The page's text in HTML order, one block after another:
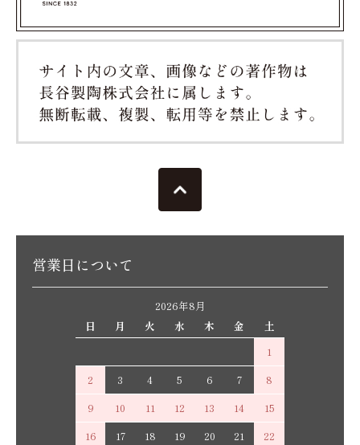
営業日について
2026年8月
日
月 火 水 木 金
土
1
2
3 4 5 6 7
8
9
10 11 12 13 14
15
16
17 18 19 20 21
22